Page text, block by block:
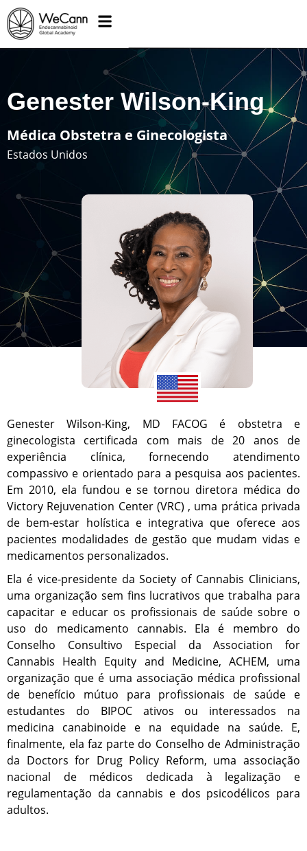
Genester Wilson-King
Médica Obstetra e Ginecologista
Estados Unidos
Genester Wilson-King, MD FACOG é obstetra e
ginecologista certificada com mais de 20 anos de
experiência clínica, fornecendo atendimento
compassivo e orientado para a pesquisa aos pacientes.
Em 2010, ela fundou e se tornou diretora médica do
Victory Rejuvenation Center (VRC) , uma prática privada
de bem-estar holística e integrativa que oferece aos
pacientes modalidades de gestão que mudam vidas e
medicamentos personalizados.
Ela é vice-presidente da Society of Cannabis Clinicians,
uma organização sem fins lucrativos que trabalha para
capacitar e educar os profissionais de saúde sobre o
uso do medicamento cannabis. Ela é membro do
Conselho Consultivo Especial da Association for
Cannabis Health Equity and Medicine, ACHEM, uma
organização que é uma associação médica profissional
de benefício mútuo para profissionais de saúde e
estudantes do BIPOC ativos ou interessados ​​na
medicina canabinoide e na equidade na saúde. E,
finalmente, ela faz parte do Conselho de Administração
da Doctors for Drug Policy Reform, uma associação
nacional de médicos dedicada à legalização e
regulamentação da cannabis e dos psicodélicos para
adultos.